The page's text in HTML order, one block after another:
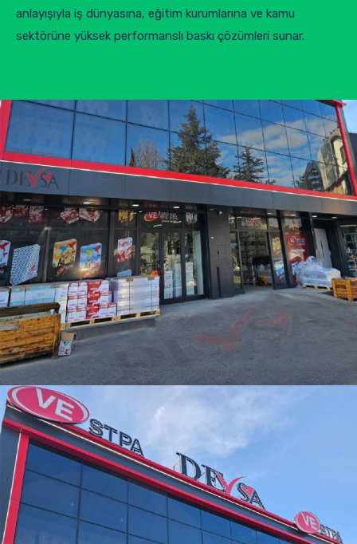
anlayışıyla iş dünyasına, eğitim kurumlarına ve kamu
sektörüne yüksek performanslı baskı çözümleri sunar.